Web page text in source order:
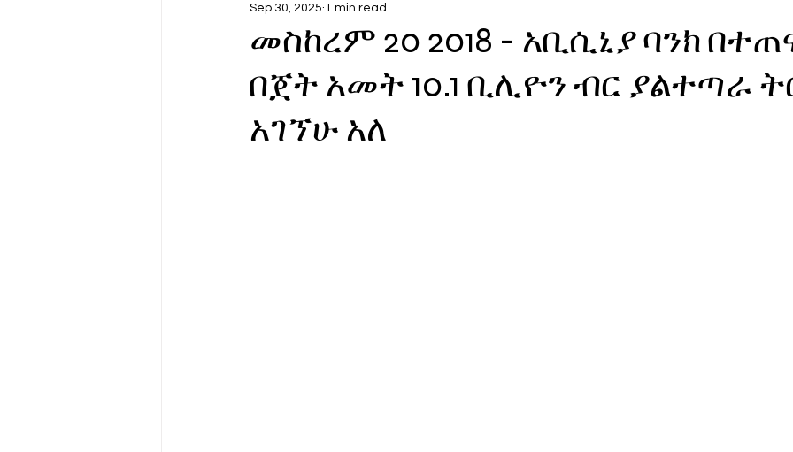
የጨዋታ እንግዳ
የሀኪምዎ መልዕክት ባዮቴክኖሎጂ
መስከረም 20 2018 - አቢሲኒያ ባንክ
በጀት አመት 10.1 ቢሊዮን ብር ያልተጣራ
አገኘሁ አለ
Sep 30, 2025 1 min read